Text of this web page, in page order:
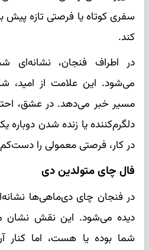
سفری کوتاه یا فرصتی تازه
کند.
در اطراف فنجان، نشانه‌ای
می‌شود. این علامت از
مسیر خبر می‌دهد. در عشق،
دلگرم‌کننده یا زنده شدن
در کار، فرصتی معمولی را دست‌کم
فال چای متولدین دی
در فنجان چای دی‌ماهی‌ها
دیده می‌شود. این نقش نشان
شما بوده یا هست، اما کنار